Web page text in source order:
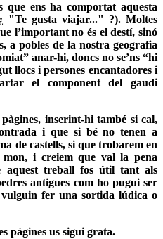
que ens ha comportat aquesta
"Te gusta viajar..." ?). Moltes
l’important no és el destí, sinó
a pobles de la nostra geografia
anar-hi, doncs no se’ns “hi
llocs i persones encantadores i
el component del gaudi
inserint-hi també si cal,
i que si bé no tenen a
de castells, si que trobarem en
mon, i creiem que val la pena
aquest treball fos útil tant als
antigues com ho pugui ser
fer una sortida lúdica o
pàgines us sigui grata.